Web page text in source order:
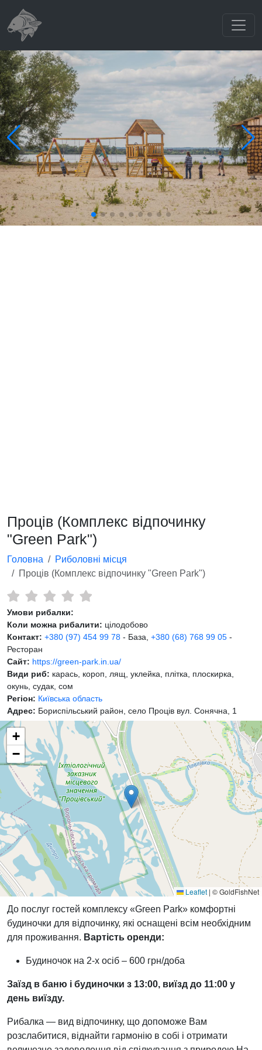
Проців (Комплекс відпочинку
"Green Park")
Головна
Риболовні місця
Проців (Комплекс відпочинку "Green Park")
Умови рибалки:
Коли можна рибалити: цілодобово
Контакт: +380 (97) 454 99 78 - База, +380 (68) 768 99 05 -
Ресторан
Сайт: https://green-park.in.ua/
Види риб: карась, короп, лящ, уклейка, плітка, плоскирка,
окунь, судак, сом
Регіон: Київська область
Адрес: Бориспільський район, село Проців вул. Сонячна, 1
+
−
Leaflet | © GoldFishNet
До послуг гостей комплексу «Green Park» комфортні
будиночки для відпочинку, які оснащені всім необхідним
для проживання. Вартість оренди:
Будиночок на 2-х осіб – 600 грн/доба
Заїзд в баню і будиночки з 13:00, виїзд до 11:00 у
день виїзду.
Рибалка — вид відпочинку, що допоможе Вам
розслабитися, віднайти гармонію в собі і отримати